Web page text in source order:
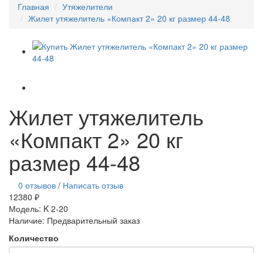
Главная
Утяжелители
Жилет утяжелитель «Компакт 2» 20 кг размер 44-48
Жилет утяжелитель
«Компакт 2» 20 кг
размер 44-48
0 отзывов / Написать отзыв
12380 ₽
Модель: K 2-20
Наличие: Предварительный заказ
Количество